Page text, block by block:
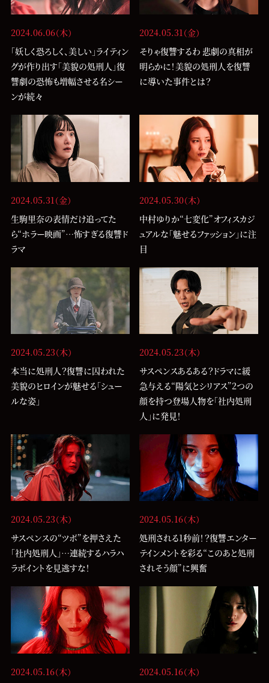
2024.06.06（木）
「妖しく恐ろしく、美しい」ライティン
グが作り出す「美貌の処刑人」復
讐劇の恐怖も増幅させる名シー
ンが続々
2024.05.31（金）
そりゃ復讐するわ 悲劇の真相が
明らかに！美貌の処刑人を復讐
に導いた事件とは？
2024.05.31（金）
生駒里奈の表情だけ追ってた
ら“ホラー映画”…怖すぎる復讐ド
ラマ
2024.05.30（木）
中村ゆりか“七変化”オフィスカジ
ュアルな「魅せるファッション」に注
目
2024.05.23（木）
本当に処刑人？復讐に囚われた
美貌のヒロインが魅せる「シュー
ルな姿」
2024.05.23（木）
サスペンスあるある？ドラマに緩
急与える“陽気とシリアス”2つの
顔を持つ登場人物を「社内処刑
人」に発見！
2024.05.23（木）
サスペンスの“ツボ”を押さえた
「社内処刑人」…連続するハラハ
ラポイントを見逃すな！
2024.05.16（木）
処刑される1秒前！？復讐エンター
テインメントを彩る“このあと処刑
されそう顔”に興奮
2024.05.16（木）
2024.05.16（木）